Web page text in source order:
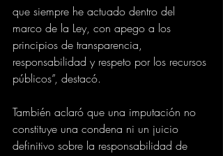
que siempre he actuado dentro del
marco de la Ley, con apego a los
principios de transparencia,
responsabilidad y respeto por los recursos
públicos”, destacó.
También aclaró que una imputación no
constituye una condena ni un juicio
definitivo sobre la responsabilidad de